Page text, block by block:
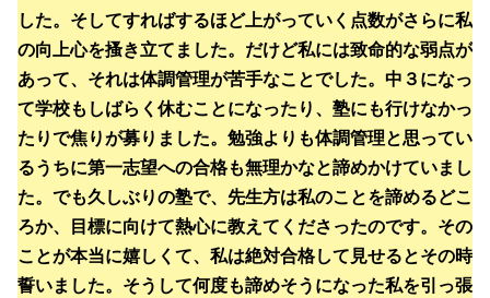
した。そしてすればするほど上がっていく点数がさらに私
の向上心を搔き立てました。だけど私には致命的な弱点が
あって、それは体調管理が苦手なことでした。中３になっ
て学校もしばらく休むことになったり、塾にも行けなかっ
たりで焦りが募りました。勉強よりも体調管理と思ってい
るうちに第一志望への合格も無理かなと諦めかけていまし
た。でも久しぶりの塾で、先生方は私のことを諦めるどこ
ろか、目標に向けて熱心に教えてくださったのです。その
ことが本当に嬉しくて、私は絶対合格して見せるとその時
誓いました。そうして何度も諦めそうになった私を引っ張